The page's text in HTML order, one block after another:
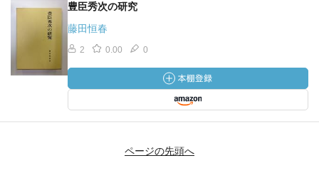
豊臣秀次の研究
藤田恒春
2 0.00 0
ページの先頭へ